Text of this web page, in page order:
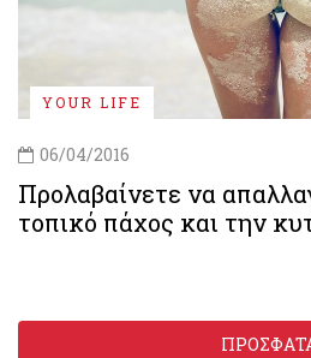
YOUR LIFE
06/04/2016
Προλαβαίνετε να
τοπικό πάχος και την